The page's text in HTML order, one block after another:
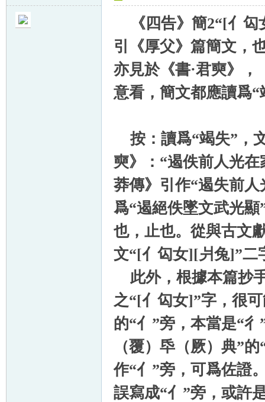
《四告》簡2“[亻匃
引《厚父》篇簡文，
亦見於《書·君奭》，
意看，簡文都應讀爲“
按：讀爲“竭失”，
奭》：“遏佚前人光
莽傳》引作“遏失前
爲“遏絕佚墜文武光顯
也，止也。從與古文
文“[亻匃女][爿兔]”二
此外，根據本篇抄
之“[亻匃女]”字，很
的“亻”旁，本當是“
（覆）氒（厥）典”
作“亻”旁，可爲佐證
誤寫成“亻”旁，或許